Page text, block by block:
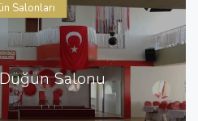
Salonu
Salonları